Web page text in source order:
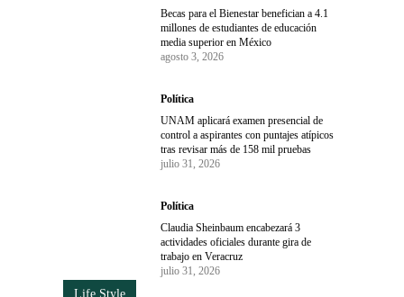
Becas para el Bienestar benefician a 4.1
millones de estudiantes de educación
media superior en México
agosto 3, 2026
Política
UNAM aplicará examen presencial de
control a aspirantes con puntajes atípicos
tras revisar más de 158 mil pruebas
julio 31, 2026
Política
Claudia Sheinbaum encabezará 3
actividades oficiales durante gira de
trabajo en Veracruz
julio 31, 2026
Life Style